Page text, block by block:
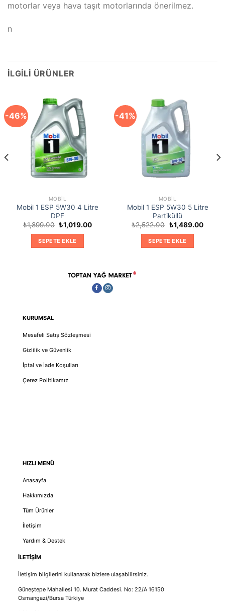
motorlar veya hava taşıt motorlarında önerilmez.
n
İLGILI ÜRÜNLER
-46%
MOBIL
Mobil 1 ESP 5W30 4 Litre
DPF
₺1,899.00 Orijinal
fiyat:
₺1,899.00.
₺1,019.00Şu
SEPETE EKLE
-41%
MOBIL
Mobil 1 ESP 5W30 5 Litre
Partiküllü
₺2,522.00 Orijinal
fiyat:
₺2,522.00.
₺1,489.00Şu
SEPETE EKLE
KURUMSAL
Mesafeli Satış Sözleşmesi
Gizlilik ve Güvenlik
İptal ve İade Koşulları
Çerez Politikamız
HIZLI MENÜ
Anasayfa
Hakkımızda
Tüm Ürünler
İletişim
Yardım & Destek
İLETİŞİM
İletişim bilgilerini kullanarak bizlere ulaşabilirsiniz.
Güneştepe Mahallesi 10. Murat Caddesi. No: 22/A 16150
Osmangazi/Bursa Türkiye